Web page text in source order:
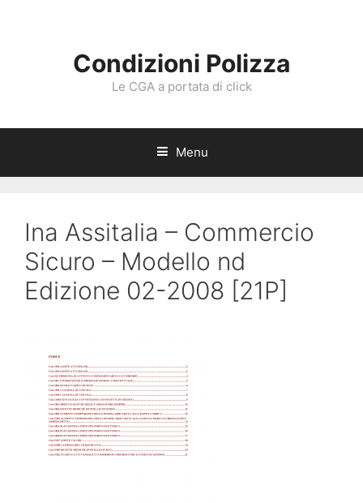
Condizioni Polizza
Le CGA a portata di click
Menu
Ina Assitalia – Commercio
Sicuro – Modello nd
Edizione 02-2008 [21P]